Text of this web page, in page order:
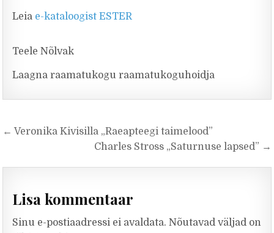
Leia e-kataloogist ESTER
Teele Nõlvak
Laagna raamatukogu raamatukoguhoidja
Navigeerimine
← Veronika Kivisilla „Raeapteegi taimelood”
Charles Stross „Saturnuse lapsed” →
Lisa kommentaar
Sinu e-postiaadressi ei avaldata. Nõutavad väljad on